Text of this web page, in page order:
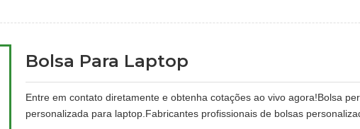
Bolsa Para Laptop
Entre em contato diretamente e obtenha cotações ao vivo agora!Bolsa
personalizada para laptop.Fabricantes profissionais de bolsas